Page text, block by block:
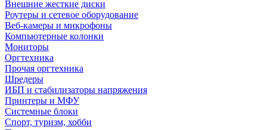
Внешние жесткие диски
Роутеры и сетевое оборудование
Веб-камеры и микрофоны
Компьютерные колонки
Мониторы
Оргтехника
Прочая оргтехника
Шредеры
ИБП и стабилизаторы напряжения
Принтеры и МФУ
Системные блоки
Спорт, туризм, хобби